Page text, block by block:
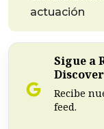
actuación
Sigue a
Discover
Recibe
feed.